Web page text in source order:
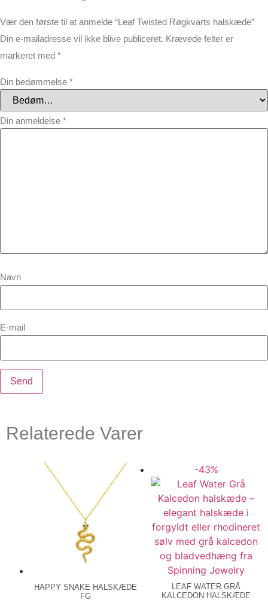
Vær den første til at anmelde “Leaf Twisted Røgkvarts halskæde”
Din e-mailadresse vil ikke blive publiceret. Krævede felter er
markeret med *
Din bedømmelse *
Din anmeldelse *
Navn
E-mail
Relaterede Varer
HAPPY SNAKE HALSKÆDE
FG
-43%
LEAF WATER GRÅ
KALCEDON HALSKÆDE